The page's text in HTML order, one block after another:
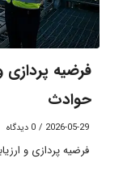
فرضیه پردازی
حوادث
2026-05-29
/ 0 دیدگاه
فرضیه پردازی و